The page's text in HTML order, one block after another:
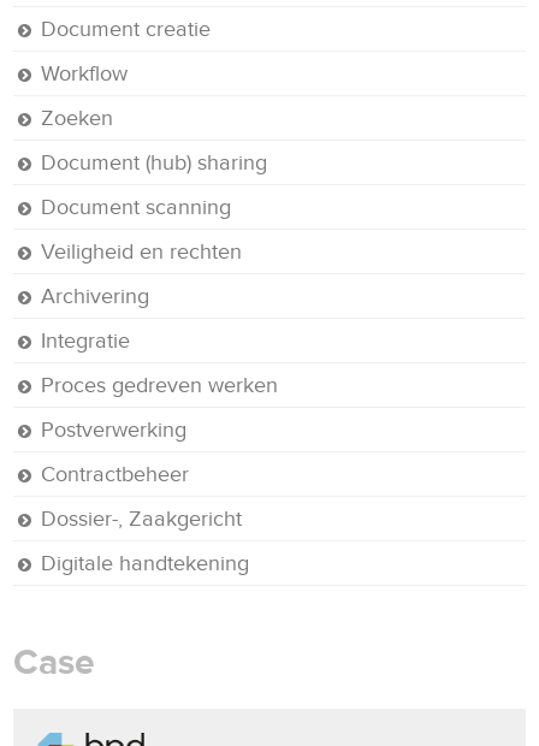
Document creatie
Workflow
Zoeken
Document (hub) sharing
Document scanning
Veiligheid en rechten
Archivering
Integratie
Proces gedreven werken
Postverwerking
Contractbeheer
Dossier-, Zaakgericht
Digitale handtekening
Case